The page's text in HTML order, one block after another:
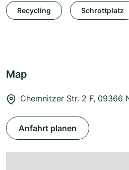
Recycling Schrottplatz
Map
Chemnitzer Str. 2 F, 09366
Anfahrt planen